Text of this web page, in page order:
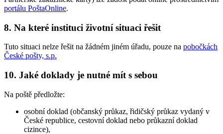
portálu PoštaOnline.
8. Na které instituci životní situaci řešit
Tuto situaci nelze řešit na žádném jiném úřadu, pouze na pobočkách
České pošty, s.p.
10. Jaké doklady je nutné mít s sebou
Na poště předložte:
osobní doklad (občanský průkaz, řidičský průkaz vydaný v
České republice, cestovní doklad nebo průkazní doklad
cizince),